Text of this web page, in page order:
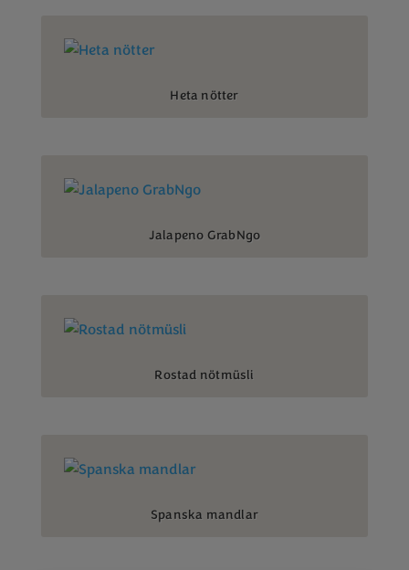
Heta nötter
Jalapeno GrabNgo
Rostad nötmüsli
Spanska mandlar